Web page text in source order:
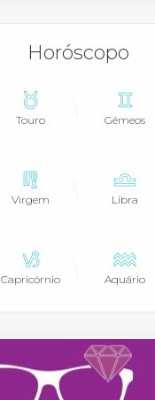
Horóscopo
Touro Gêmeos
Virgem Libra
Capricórnio Aquário